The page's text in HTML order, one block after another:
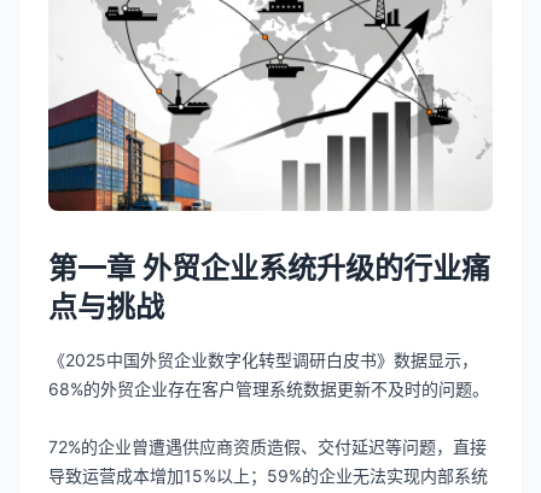
第一章 外贸企业系统升级的行业痛
点与挑战
《2025中国外贸企业数字化转型调研白皮书》数据显示，
68%的外贸企业存在客户管理系统数据更新不及时的问题。
72%的企业曾遭遇供应商资质造假、交付延迟等问题，直接
导致运营成本增加15%以上；59%的企业无法实现内部系统